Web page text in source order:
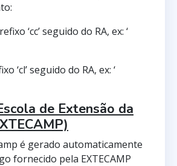
‘cc’ seguido do RA, ex: ‘
‘cl’ seguido do RA, ex: ‘
de Extensão da
é gerado automaticamente
fornecido pela EXTECAMP